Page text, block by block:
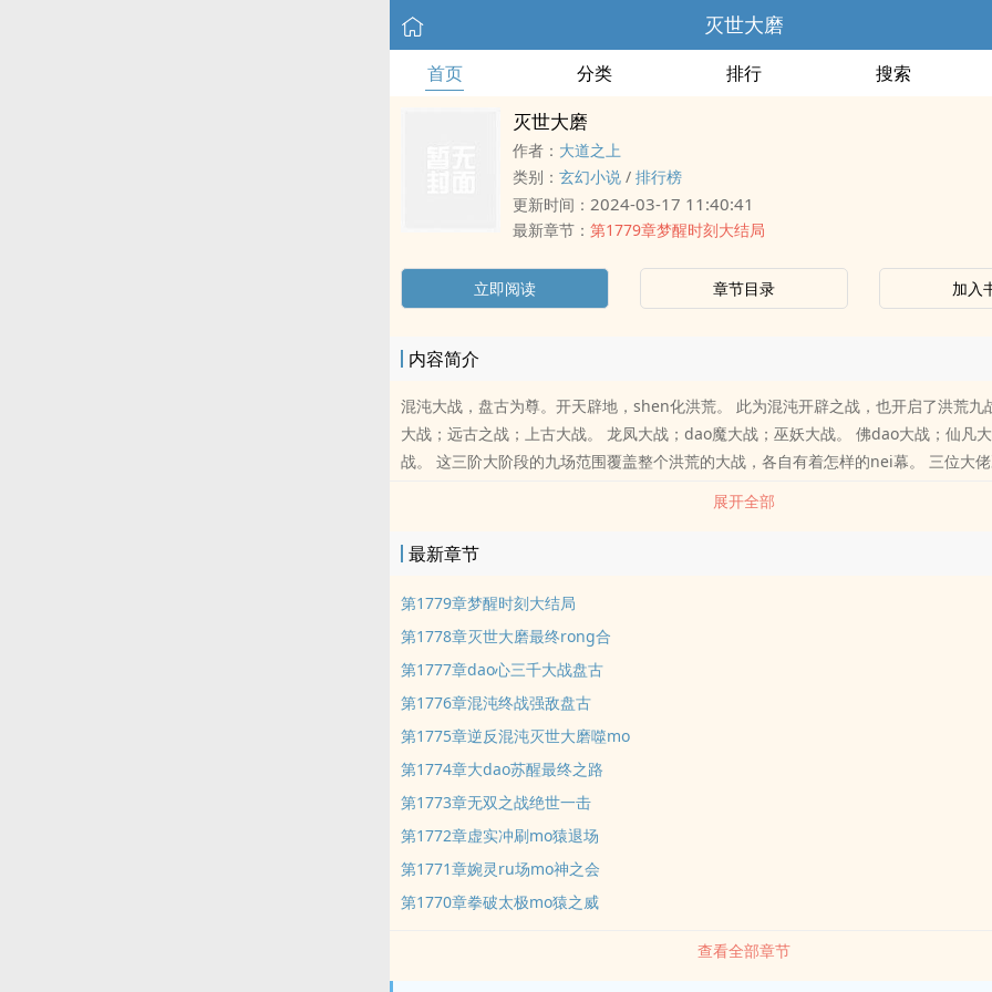
灭世大磨
首页 分类 排行 搜索
灭世大磨
作者： 大道之上
类别： 玄幻小说 / 排行榜
更新时间： 2024-03-17 11:40:41
最新章节： 第1779章梦醒时刻大结局
立即阅读 章节目录 加入
内容简介
混沌大战，盘古为尊。开天辟地，shen化洪荒。 此为混沌开辟之战，也开启了洪荒九
大战；远古之战；上古大战。 龙凤大战；dao魔大战；巫妖大战。 佛dao大战；仙凡
战。 这三阶大阶段的九场范围覆盖整个洪荒的大战，各自有着怎样的nei幕。 三位大
的形式来决出第一座圣位的归属， 但是谁想到阿兹大世界却在jin行到一半的时候前来
台决圣位，十二候选尽争先。三大宅男没眼力，阿兹世界扰洪荒。 yin谋之神耍yin谋，
展开全部
最新章节
第1779章梦醒时刻大结局
第1778章灭世大磨最终rong合
第1777章dao心三千大战盘古
第1776章混沌终战强敌盘古
第1775章逆反混沌灭世大磨噬mo
第1774章大dao苏醒最终之路
第1773章无双之战绝世一击
第1772章虚实冲刷mo猿退场
第1771章婉灵ru场mo神之会
第1770章拳破太极mo猿之威
查看全部章节